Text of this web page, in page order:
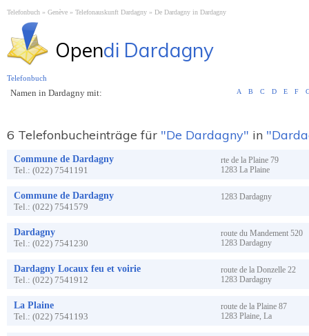
Telefonbuch Genève Telefonauskunft Dardagny De Dardagny in Dardagny
Opendi Dardagny
Namen in Dardagny mit: A B C D E F
6 Telefonbucheinträge für "De Dardagny" in
Commune de Dardagny
Tel.: (022) 7541191
rte de la Plaine 79
1283 La Plaine
Commune de Dardagny
Tel.: (022) 7541579
1283 Dardagny
Dardagny
Tel.: (022) 7541230
route du Mandement 520
1283 Dardagny
Dardagny Locaux feu et voirie
Tel.: (022) 7541912
route de la Donzelle 22
1283 Dardagny
La Plaine
Tel.: (022) 7541193
route de la Plaine 87
1283 Plaine, La
Telefonbuch